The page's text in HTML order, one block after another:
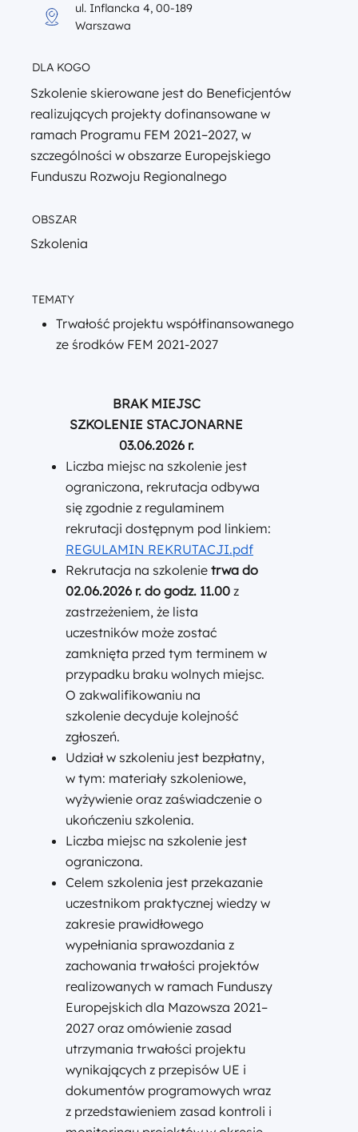
DLA KOGO
Szkolenie skierowane jest do Beneficjentów
realizujących projekty dofinansowane w
ramach Programu FEM 2021–2027, w
szczególności w obszarze Europejskiego
Funduszu Rozwoju Regionalnego
OBSZAR
Szkolenia
TEMATY
Trwałość projektu współfinansowanego
ze środków FEM 2021-2027
BRAK MIEJSC
SZKOLENIE STACJONARNE
03.06.2026 r.
Liczba miejsc na szkolenie jest
ograniczona, rekrutacja odbywa
się zgodnie z regulaminem
rekrutacji dostępnym pod linkiem:
REGULAMIN REKRUTACJI.pdf
Rekrutacja na szkolenie trwa do
02.06.2026 r. do godz. 11.00 z
zastrzeżeniem, że lista
uczestników może zostać
zamknięta przed tym terminem w
przypadku braku wolnych miejsc.
O zakwalifikowaniu na
szkolenie decyduje kolejność
zgłoszeń.
Udział w szkoleniu jest bezpłatny,
w tym: materiały szkoleniowe,
wyżywienie oraz zaświadczenie o
ukończeniu szkolenia.
Liczba miejsc na szkolenie jest
ograniczona.
Celem szkolenia jest przekazanie
uczestnikom praktycznej wiedzy w
zakresie prawidłowego
wypełniania sprawozdania z
zachowania trwałości projektów
realizowanych w ramach Funduszy
Europejskich dla Mazowsza 2021–
2027 oraz omówienie zasad
utrzymania trwałości projektu
wynikających z przepisów UE i
dokumentów programowych wraz
z przedstawieniem zasad kontroli i
ul. Inflancka 4, 00-189
Warszawa